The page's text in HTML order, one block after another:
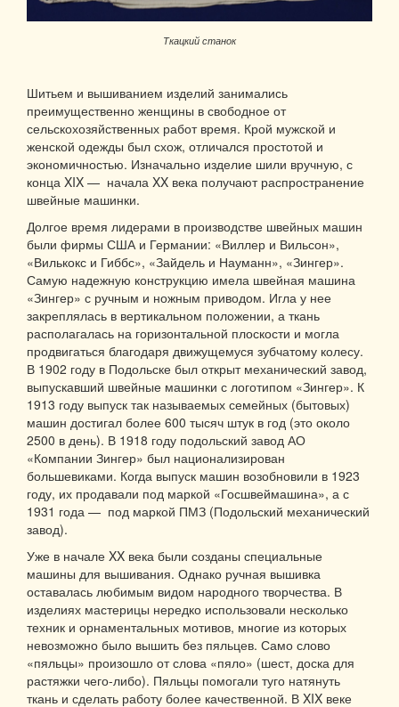
Ткацкий станок
Шитьем и вышиванием изделий занимались
преимущественно женщины в свободное от
сельскохозяйственных работ время. Крой мужской и
женской одежды был схож, отличался простотой и
экономичностью. Изначально изделие шили вручную, с
конца XIX — начала XX века получают распространение
швейные машинки.
Долгое время лидерами в производстве швейных машин
были фирмы США и Германии: «Виллер и Вильсон»,
«Вилькокс и Гиббс», «Зайдель и Науманн», «Зингер».
Самую надежную конструкцию имела швейная машина
«Зингер» с ручным и ножным приводом. Игла у нее
закреплялась в вертикальном положении, а ткань
располагалась на горизонтальной плоскости и могла
продвигаться благодаря движущемуся зубчатому колесу.
В 1902 году в Подольске был открыт механический завод,
выпускавший швейные машинки с логотипом «Зингер». К
1913 году выпуск так называемых семейных (бытовых)
машин достигал более 600 тысяч штук в год (это около
2500 в день). В 1918 году подольский завод АО
«Компании Зингер» был национализирован
большевиками. Когда выпуск машин возобновили в 1923
году, их продавали под маркой «Госшвеймашина», а с
1931 года — под маркой ПМЗ (Подольский механический
завод).
Уже в начале XX века были созданы специальные
машины для вышивания. Однако ручная вышивка
оставалась любимым видом народного творчества. В
изделиях мастерицы нередко использовали несколько
техник и орнаментальных мотивов, многие из которых
невозможно было вышить без пяльцев. Само слово
«пяльцы» произошло от слова «пяло» (шест, доска для
растяжки чего-либо). Пяльцы помогали туго натянуть
ткань и сделать работу более качественной. В XIX веке